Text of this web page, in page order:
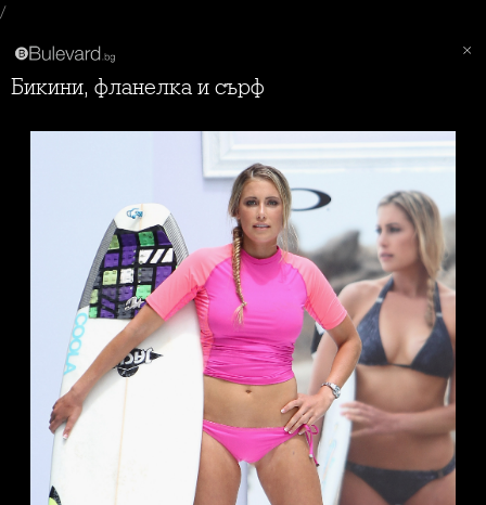
/
Бикини, фланелка и сърф